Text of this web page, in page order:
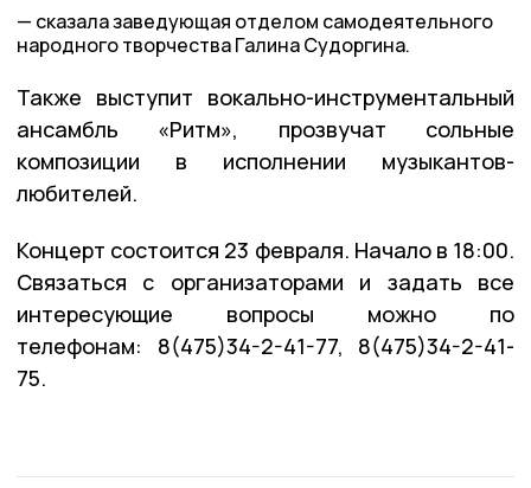
сказала заведующая отделом самодеятельного
народного творчества Галина Судоргина.
Также выступит вокально-инструментальный
ансамбль «Ритм», прозвучат сольные
композиции в исполнении музыкантов-
любителей.
Концерт состоится 23 февраля. Начало в 18:00.
Связаться с организаторами и задать все
интересующие вопросы можно по
телефонам: 8(475)34-2-41-77, 8(475)34-2-41-
75.